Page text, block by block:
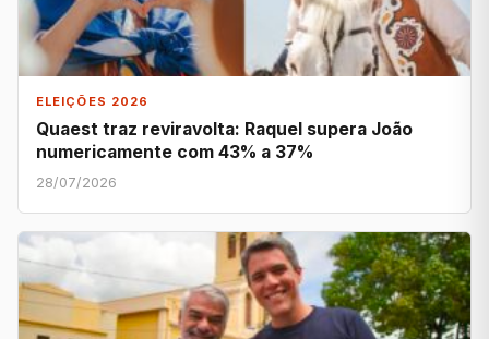
ELEIÇÕES 2026
Quaest traz reviravolta: Raquel supera João
numericamente com 43% a 37%
28/07/2026